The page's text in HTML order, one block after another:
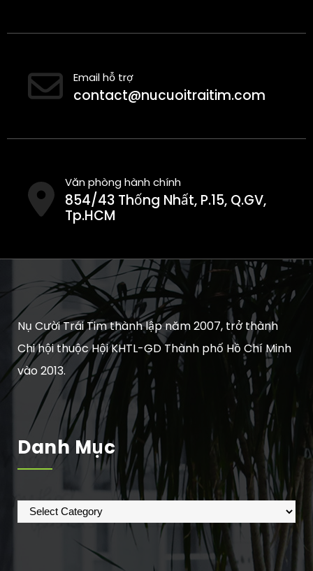
Email hỗ trợ
contact@nucuoitraitim.com
Văn phòng hành chính
854/43 Thống Nhất, P.15, Q.GV,
Tp.HCM
Nụ Cười Trái Tim thành lập năm 2007, trở thành
Chi hội thuộc Hội KHTL-GD Thành phố Hồ Chí Minh
vào 2013.
Danh Mục
Danh
mục